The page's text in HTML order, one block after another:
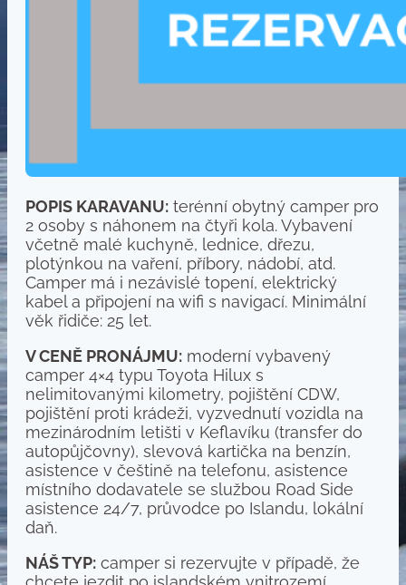
POPIS KARAVANU: terénní obytný camper pro
2 osoby s náhonem na čtyři kola. Vybavení
včetně malé kuchyně, lednice, dřezu,
plotýnkou na vaření, příbory, nádobí, atd.
Camper má i nezávislé topení, elektrický
kabel a připojení na wifi s navigací. Minimální
věk řidiče: 25 let.
V CENĚ PRONÁJMU: moderní vybavený
camper 4×4 typu Toyota Hilux s
nelimitovanými kilometry, pojištění CDW,
pojištění proti krádeži, vyzvednutí vozidla na
mezinárodním letišti v Keflavíku (transfer do
autopůjčovny), slevová kartička na benzín,
asistence v češtině na telefonu, asistence
místního dodavatele se službou Road Side
asistence 24/7, průvodce po Islandu, lokální
daň.
NÁŠ TYP: camper si rezervujte v případě, že